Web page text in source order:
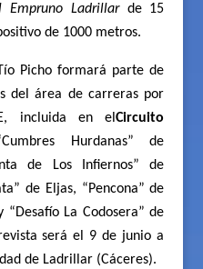
Empruno Ladrillar de 15
de 1000 metros.
Picho formará parte de
del área de carreras por
incluida en elCircuito
Hurdanas” de
de Los Infiernos” de
de Eljas, “Pencona” de
La Codosera” de
será el 9 de junio a
de Ladrillar (Cáceres).